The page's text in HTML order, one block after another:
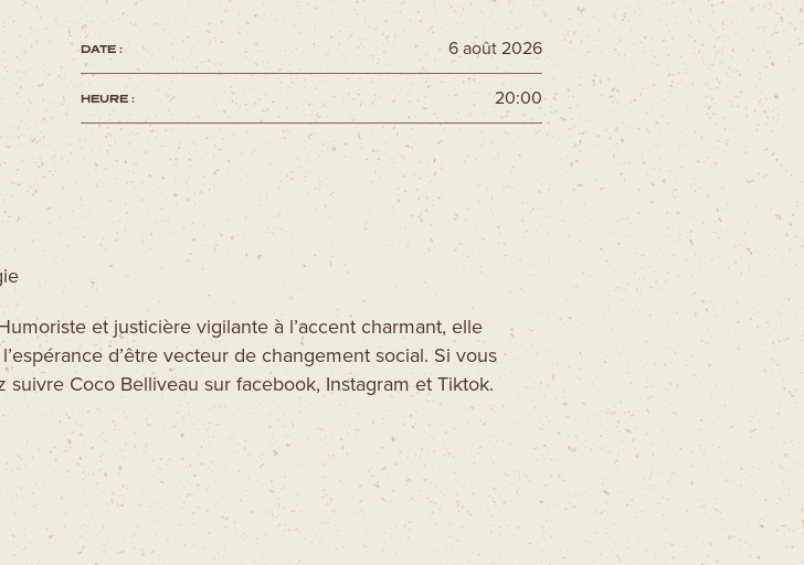
DATE : 6 août 2026
HEURE : 20:00
et justicière vigilante à l’accent charmant, elle
d’être vecteur de changement social. Si vous
Coco Belliveau sur facebook, Instagram et Tiktok.